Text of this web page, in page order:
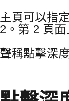
主頁可以指
2。第 2 頁
聲稱點擊深